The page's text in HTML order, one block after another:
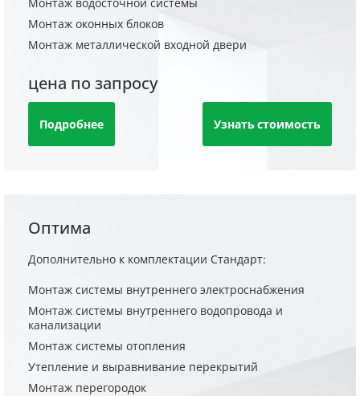
Монтаж оконных блоков
Монтаж металлической входной двери
цена по запросу
Подробнее Узнать стоимость
Оптима
Дополнительно к комплектации Стандарт:
Монтаж системы внутреннего электроснабжения
Монтаж системы внутреннего водопровода и
канализации
Монтаж системы отопления
Утепление и выравнивание перекрытий
Монтаж перегородок